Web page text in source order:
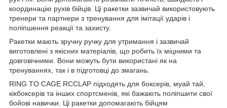
координацію рухів бійців. Ці ракетки зазвичай використовують
тренери та партнери з тренування для імітації ударів і
поліпшення реакції та захисту.
Ракетки мають зручну ручку для утримання і зазвичай
виготовлені з якісних матеріалів, що робить їх міцними та
довговічними. Вони можуть бути використані як на
тренуваннях, так і в підготовці до змагань.
RING TO CAGE RCCLAP підходять для боксерів, муай тай,
кікбоксерів та інших спортсменів, які бажають поліпшити свої
бойові навички. Ці ракетки допомагають бійцям